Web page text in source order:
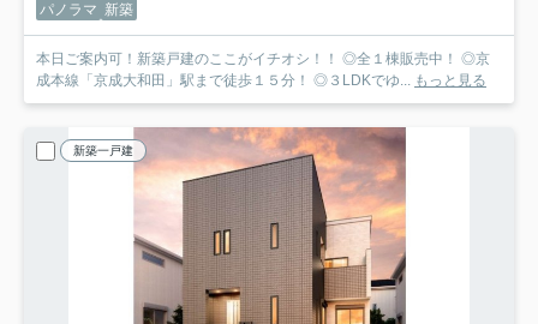
パノラマ 新築
本日ご案内可！新築戸建のここがイチオシ！！ ◎全１棟販売中！ ◎京
成本線「京成大和田」駅まで徒歩１５分！ ◎３LDKでゆ... もっと見る
新築一戸建